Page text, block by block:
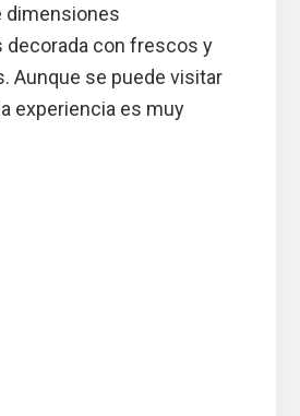
dimensiones
decorada con frescos y
Aunque se puede visitar
experiencia es muy